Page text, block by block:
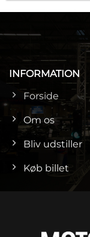
INFORMATION
Forside
Om os
Bliv udstiller
Køb billet